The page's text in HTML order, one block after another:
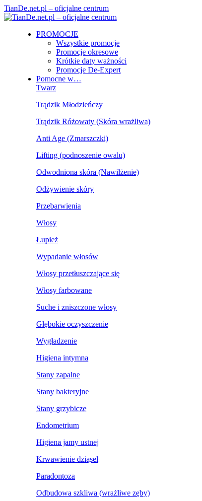
TianDe.net.pl – oficjalne centrum
PROMOCJE
Wszystkie promocje
Promocje okresowe
Krótkie daty ważności
Promocje De-Expert
Pomocne w…
Twarz
Trądzik Młodzieńczy
Trądzik Różowaty (Skóra wrażliwa)
Anti Age (Zmarszczki)
Lifting (podnoszenie owalu)
Odwodniona skóra (Nawilżenie)
Odżywienie skóry
Przebarwienia
Włosy
Łupież
Wypadanie włosów
Włosy przetłuszczające się
Włosy farbowane
Suche i zniszczone włosy
Głębokie oczyszczenie
Wygładzenie
Higiena intymna
Stany zapalne
Stany bakteryjne
Stany grzybicze
Endometrium
Higiena jamy ustnej
Krwawienie dziąseł
Paradontoza
Odbudowa szkliwa (wrażliwe zęby)